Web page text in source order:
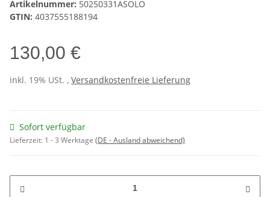
Artikelnummer: 50250331ASOLO
GTIN: 4037555188194
130,00 €
inkl. 19% USt. , Versandkostenfreie Lieferung
Sofort verfügbar
Lieferzeit: 1 - 3 Werktage (DE - Ausland abweichend)